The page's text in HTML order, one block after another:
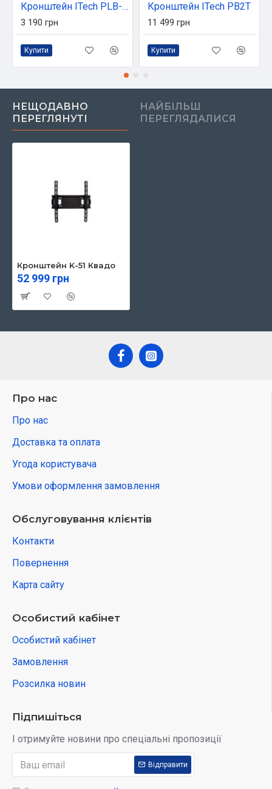
Кронштейн ITech PLB-120
3 190 грн
Купити
Кронштейн ITech PB2T
11 499 грн
Купити
НЕЩОДАВНО
ПЕРЕГЛЯНУТІ
НАЙБІЛЬШ
ПЕРЕГЛЯДАЛИСЯ
Кронштейн K-51 Квадо
52 999 грн
Про нас
Про нас
Доставка та оплата
Угода користувача
Умови оформлення замовлення
Обслуговування клієнтів
Контакти
Повернення
Карта сайту
Особистий кабінет
Особистий кабінет
Замовлення
Розсилка новин
Підпишіться
І отримуйте новини про спеціальні пропозиції
Відправити